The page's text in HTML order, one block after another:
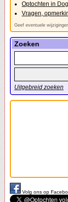
Optochten in
Vragen,
Geef eventuele
Zoeken
Uitgebreid zoeken
Volg ons op